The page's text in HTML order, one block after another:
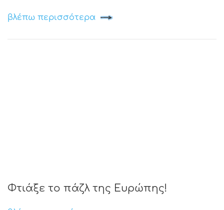
βλέπω περισσότερα
Φτιάξε το πάζλ της Ευρώπης!